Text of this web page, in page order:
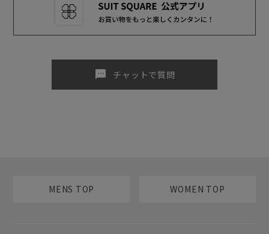
sms チャットで質問
MENS TOP WOMEN TOP